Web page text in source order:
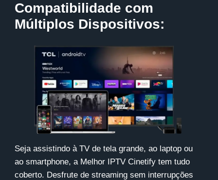
Compatibilidade com
Múltiplos Dispositivos:
Seja assistindo à TV de tela grande, ao laptop ou
ao smartphone, a Melhor IPTV Cinetify tem tudo
coberto. Desfrute de streaming sem interrupções